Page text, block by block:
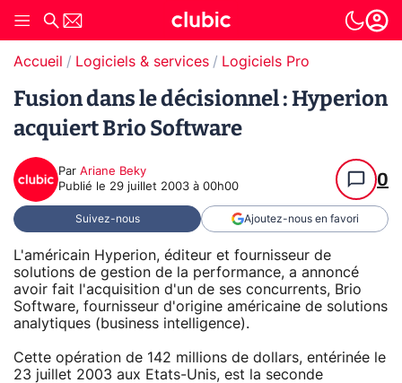
Accueil Logiciels & services Logiciels Pro
Fusion dans le décisionnel : Hyperion
acquiert Brio Software
Par Ariane Beky
Publié le 29 juillet 2003 à 00h00 0
Suivez-nous Ajoutez-nous en favori
L'américain Hyperion, éditeur et fournisseur de
solutions de gestion de la performance, a annoncé
avoir fait l'acquisition d'un de ses concurrents, Brio
Software, fournisseur d'origine américaine de solutions
analytiques (business intelligence).
Cette opération de 142 millions de dollars, entérinée le
23 juillet 2003 aux Etats-Unis, est la seconde